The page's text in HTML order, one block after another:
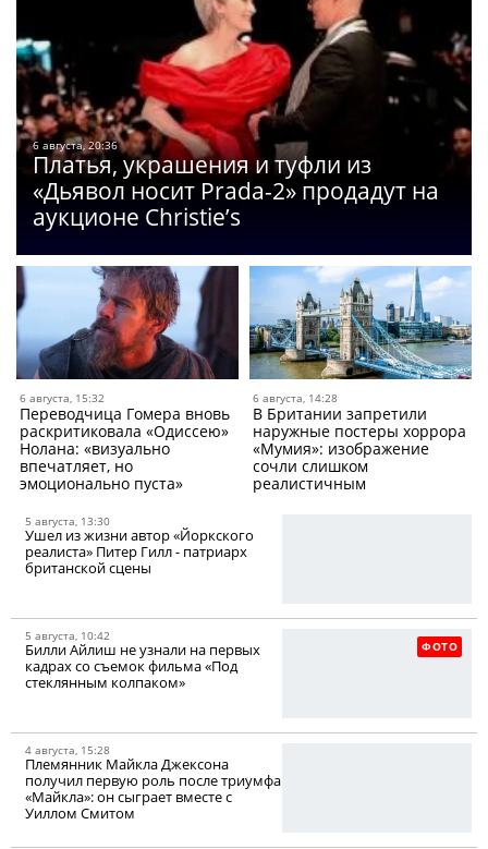
6 августа, 20:36
Платья, украшения и туфли из
«Дьявол носит Prada-2» продадут на
аукционе Christie’s
6 августа, 15:32
Переводчица Гомера вновь
раскритиковала «Одиссею»
Нолана: «визуально
впечатляет, но
эмоционально пуста»
6 августа, 14:28
В Британии запретили
наружные постеры хоррора
«Мумия»: изображение
сочли слишком
реалистичным
5 августа, 13:30
Ушел из жизни автор «Йоркского
реалиста» Питер Гилл - патриарх
британской сцены
ФОТО
5 августа, 10:42
Билли Айлиш не узнали на первых
кадрах со съемок фильма «Под
стеклянным колпаком»
4 августа, 15:28
Племянник Майкла Джексона
получил первую роль после триумфа
«Майкла»: он сыграет вместе с
Уиллом Смитом